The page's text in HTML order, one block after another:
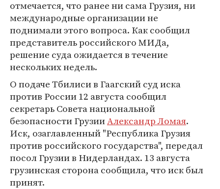
отмечается, что ранее ни сама Грузия, ни
международные организации не
поднимали этого вопроса. Как сообщил
представитель российского МИДа,
решение суда ожидается в течение
нескольких недель.
О подаче Тбилиси в Гаагский суд иска
против России 12 августа сообщил
секретарь Совета национальной
безопасности ГрузииАлександр Ломая.
Иск, озаглавленный "Республика Грузия
против российского государства", передал
посол Грузии в Нидерландах. 13 августа
грузинская сторона сообщила, что иск был
принят.